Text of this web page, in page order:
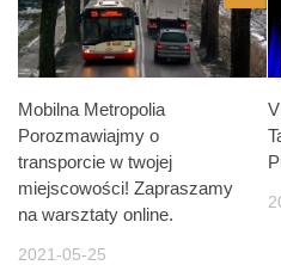
Mobilna Metropolia
Porozmawiajmy o
transporcie w twojej
miejscowości! Zapraszamy
na warsztaty online.
2021-05-25